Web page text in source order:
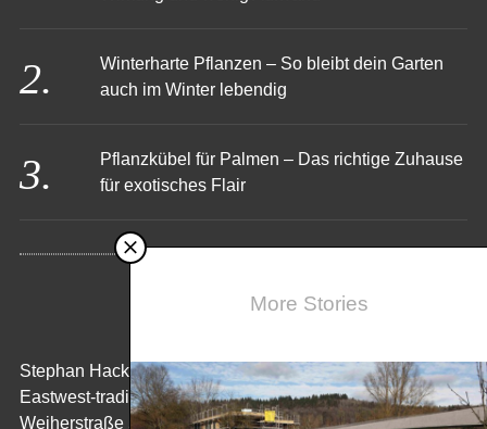
More Stories
Winterharte Pflanzen – So bleibt dein Garten
auch im Winter lebendig
Pflanzkübel für Palmen – Das richtige Zuhause
für exotisches Flair
Stephan Hack
Eastwest-trading GmbH